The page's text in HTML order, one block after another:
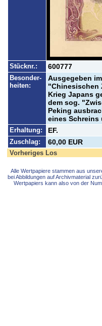
Stücknr.: 600777
Besonder-
heiten:
Ausgegeben
"Chinesischen
Krieg Japans
dem sog.
Peking
eines Schreins
Erhaltung: EF.
Zuschlag: 60,00 EUR
Vorheriges Los
Alle Wertpapiere stammen aus
bei Abbildungen auf Archivmaterial
Wertpapiers kann also von der